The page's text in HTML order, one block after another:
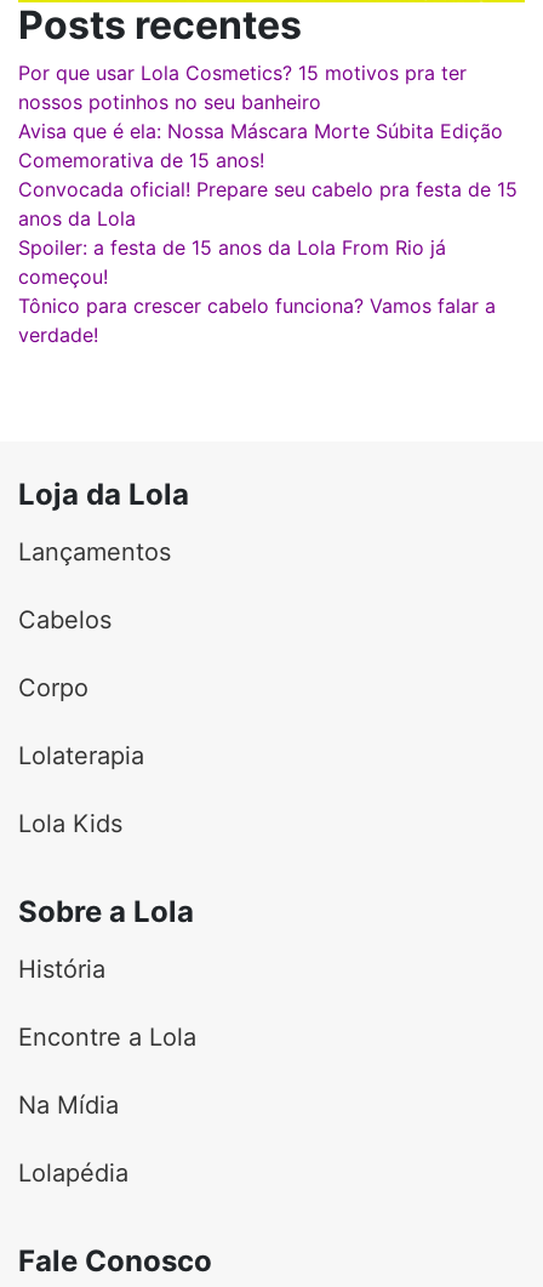
Posts recentes
Por que usar Lola Cosmetics? 15 motivos pra ter
nossos potinhos no seu banheiro
Avisa que é ela: Nossa Máscara Morte Súbita Edição
Comemorativa de 15 anos!
Convocada oficial! Prepare seu cabelo pra festa de 15
anos da Lola
Spoiler: a festa de 15 anos da Lola From Rio já
começou!
Tônico para crescer cabelo funciona? Vamos falar a
verdade!
Loja da Lola
Lançamentos
Cabelos
Corpo
Lolaterapia
Lola Kids
Sobre a Lola
História
Encontre a Lola
Na Mídia
Lolapédia
Fale Conosco